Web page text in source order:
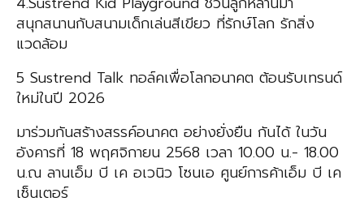
สนุกสนานกับสนามเด็กเล่นสีเขียว ที่รักษ์โลก รักสิ่ง
แวดล้อม
5 Sustrend Talk ทอล์คเพื่อโลกอนาคต ต้อนรับเทรนด์
ใหม่ในปี 2026
มาร่วมกันสร้างสรรค์อนาคต อย่างยั่งยืน กันได้ ในวัน
อังคารที่ 18 พฤศจิกายน 2568 เวลา 10.00 น.- 18.00
น.ณ ลานเอ็ม บี เค อเวนิว โซนเอ ศูนย์การค้าเอ็ม บี เค
เซ็นเตอร์